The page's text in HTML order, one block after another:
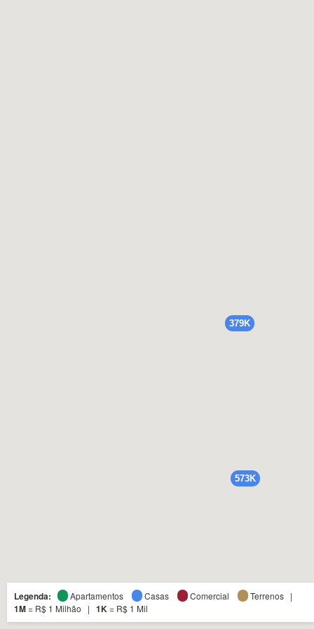
573K
379K
573K
379K
Legenda: Apartamentos Casas Comercial Terrenos |
1M= R$ 1 Milhão | 1K= R$ 1 Mil